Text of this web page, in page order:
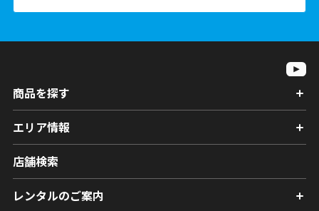
商品を探す
エリア情報
店舗検索
レンタルのご案内